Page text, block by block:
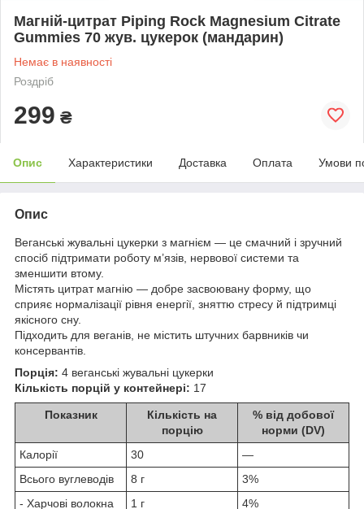
Магній-цитрат Piping Rock Magnesium Citrate
Gummies 70 жув. цукерок (мандарин)
Немає в наявності
Роздріб
299 ₴
Опис Характеристики Доставка Оплата Умови
Опис
Веганські жувальні цукерки з магнієм — це смачний і зручний
спосіб підтримати роботу м’язів, нервової системи та
зменшити втому.
Містять цитрат магнію — добре засвоювану форму, що
сприяє нормалізації рівня енергії, зняттю стресу й підтримці
якісного сну.
Підходить для веганів, не містить штучних барвників чи
консервантів.
Порція: 4 веганські жувальні цукерки
Кількість порцій у контейнері: 17
Показник
Кількість на
порцію
% від добової
норми (DV)
Калорії
30
—
Всього вуглеводів
8 г
3%
- Харчові волокна
1 г
4%